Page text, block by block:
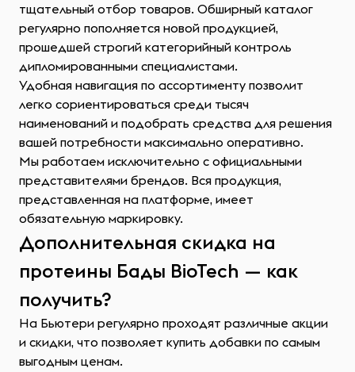
тщательный отбор товаров. Обширный каталог
регулярно пополняется новой продукцией,
прошедшей строгий категорийный контроль
дипломированными специалистами.
Удобная навигация по ассортименту позволит
легко сориентироваться среди тысяч
наименований и подобрать средства для решения
вашей потребности максимально оперативно.
Мы работаем исключительно с официальными
представителями брендов. Вся продукция,
представленная на платформе, имеет
обязательную маркировку.
Дополнительная скидка на
протеины Бады BioTech — как
получить?
На Бьютери регулярно проходят различные акции
и скидки, что позволяет купить добавки по самым
выгодным ценам.